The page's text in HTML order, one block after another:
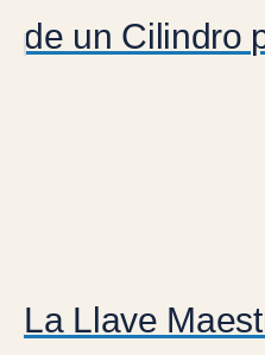
de un Cilindro
La Llave